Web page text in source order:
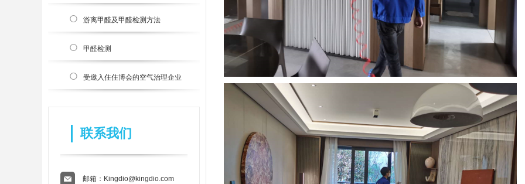
游离甲醛及甲醛检测方法
甲醛检测
受邀入住住博会的空气治理企业
联系我们
邮箱： Kingdio@kingdio.com